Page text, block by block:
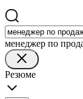
менеджер по
Резюме